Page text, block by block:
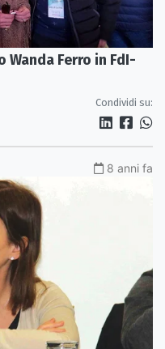
Wanda Ferro in FdI-
Condividi su:
8 anni fa